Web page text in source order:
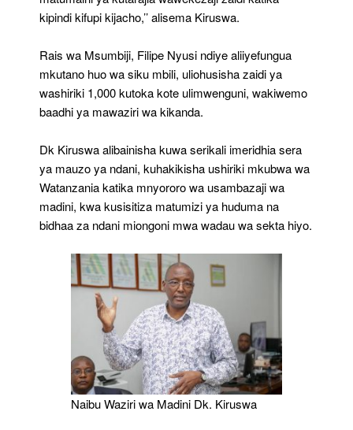
kipindi kifupi kijacho,’’ alisema Kiruswa.
Rais wa Msumbiji, Filipe Nyusi ndiye aliiyefungua
mkutano huo wa siku mbili, uliohusisha zaidi ya
washiriki 1,000 kutoka kote ulimwenguni, wakiwemo
baadhi ya mawaziri wa kikanda.
Dk Kiruswa alibainisha kuwa serikali imeridhia sera
ya mauzo ya ndani, kuhakikisha ushiriki mkubwa wa
Watanzania katika mnyororo wa usambazaji wa
madini, kwa kusisitiza matumizi ya huduma na
bidhaa za ndani miongoni mwa wadau wa sekta hiyo.
Naibu Waziri wa Madini Dk. Kiruswa